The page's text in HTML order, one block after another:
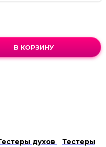
В КОРЗИНУ
духов
Тестеры